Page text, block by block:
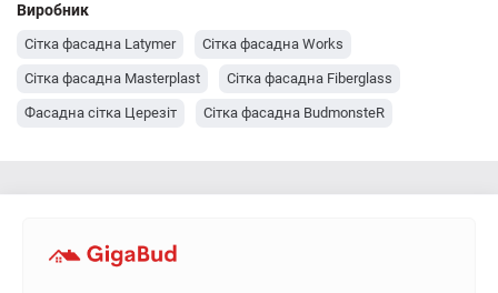
Виробник
Сітка фасадна Latymer Сітка фасадна Works
Сітка фасадна Masterplast Сітка фасадна Fiberglass
Фасадна сітка Церезіт Сітка фасадна BudmonsteR